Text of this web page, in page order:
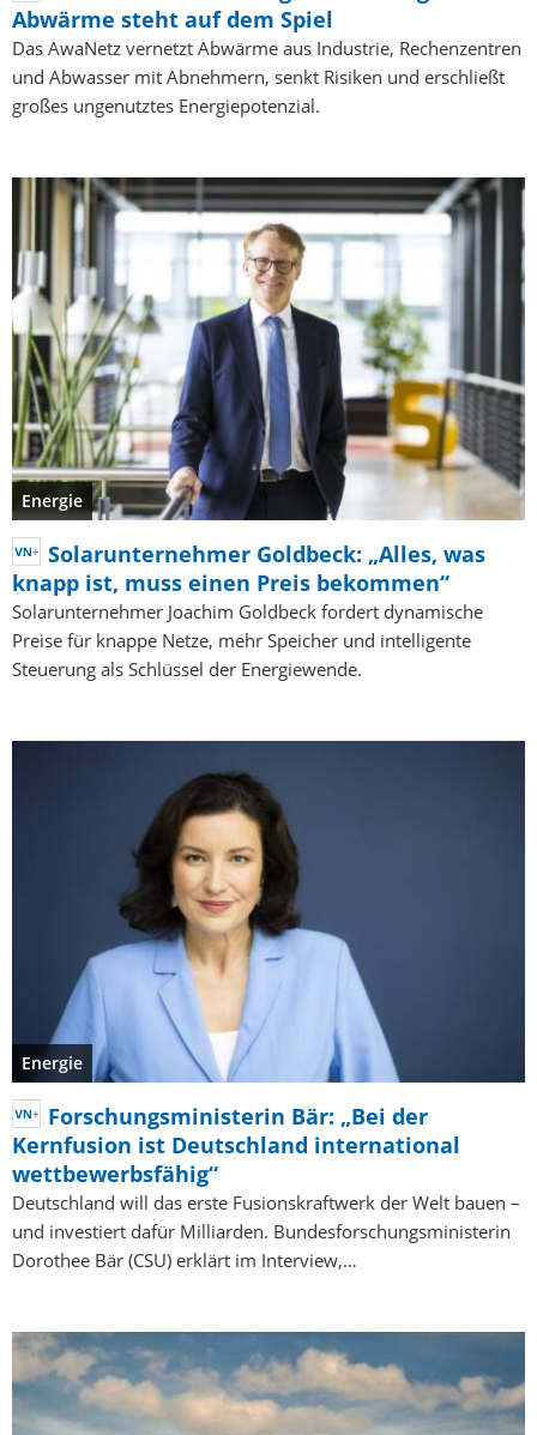
Abwärme steht auf dem Spiel
Das AwaNetz vernetzt Abwärme aus Industrie, Rechenzentren
und Abwasser mit Abnehmern, senkt Risiken und erschließt
großes ungenutztes Energiepotenzial.
Energie
Solarunternehmer Goldbeck: „Alles, was
knapp ist, muss einen Preis bekommen“
Solarunternehmer Joachim Goldbeck fordert dynamische
Preise für knappe Netze, mehr Speicher und intelligente
Steuerung als Schlüssel der Energiewende.
Energie
Forschungsministerin Bär: „Bei der
Kernfusion ist Deutschland international
wettbewerbsfähig“
Deutschland will das erste Fusionskraftwerk der Welt bauen –
und investiert dafür Milliarden. Bundesforschungsministerin
Dorothee Bär (CSU) erklärt im Interview,…